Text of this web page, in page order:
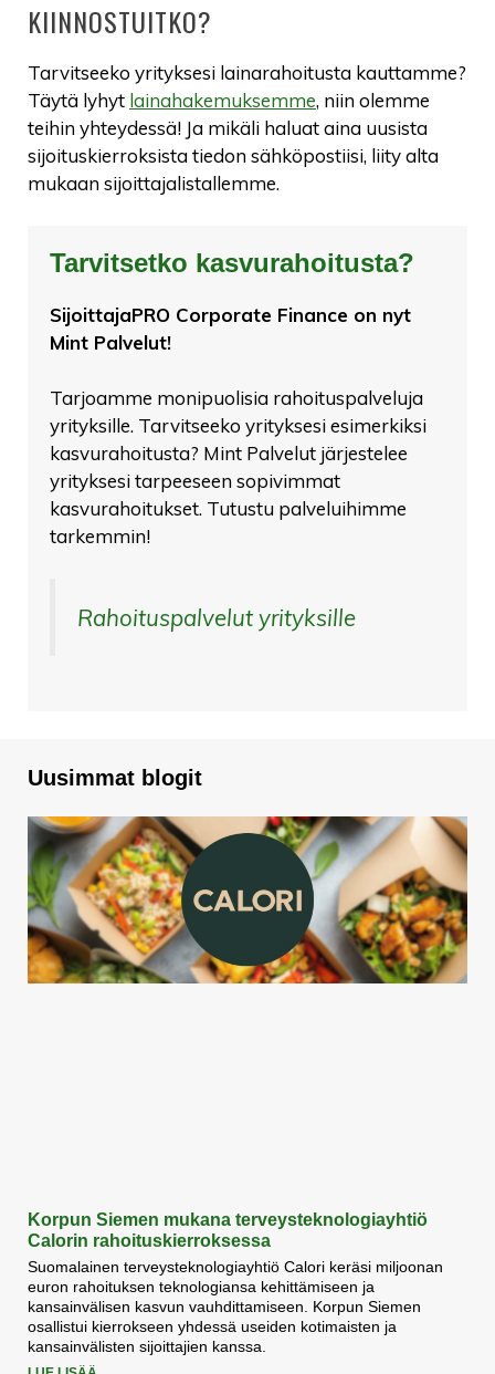
KIINNOSTUITKO?
Tarvitseeko yrityksesi lainarahoitusta kauttamme?
Täytä lyhyt lainahakemuksemme, niin olemme
teihin yhteydessä! Ja mikäli haluat aina uusista
sijoituskierroksista tiedon sähköpostiisi, liity alta
mukaan sijoittajalistallemme.
Tarvitsetko kasvurahoitusta?
SijoittajaPRO Corporate Finance on nyt
Mint Palvelut!
Tarjoamme monipuolisia rahoituspalveluja
yrityksille. Tarvitseeko yrityksesi esimerkiksi
kasvurahoitusta? Mint Palvelut järjestelee
yrityksesi tarpeeseen sopivimmat
kasvurahoitukset. Tutustu palveluihimme
tarkemmin!
Rahoituspalvelut yrityksille
Uusimmat blogit
Korpun Siemen mukana terveysteknologiayhtiö
Calorin rahoituskierroksessa
Suomalainen terveysteknologiayhtiö Calori keräsi miljoonan
euron rahoituksen teknologiansa kehittämiseen ja
kansainvälisen kasvun vauhdittamiseen. Korpun Siemen
osallistui kierrokseen yhdessä useiden kotimaisten ja
kansainvälisten sijoittajien kanssa.